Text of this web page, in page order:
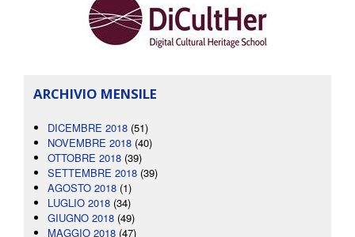
ARCHIVIO MENSILE
DICEMBRE 2018 (51)
NOVEMBRE 2018 (40)
OTTOBRE 2018 (39)
SETTEMBRE 2018 (39)
AGOSTO 2018 (1)
LUGLIO 2018 (34)
GIUGNO 2018 (49)
MAGGIO 2018 (47)